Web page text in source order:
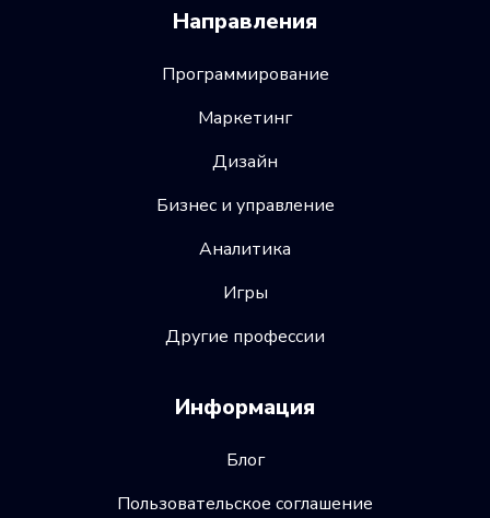
Направления
Программирование
Маркетинг
Дизайн
Бизнес и управление
Аналитика
Игры
Другие профессии
Информация
Блог
Пользовательское соглашение